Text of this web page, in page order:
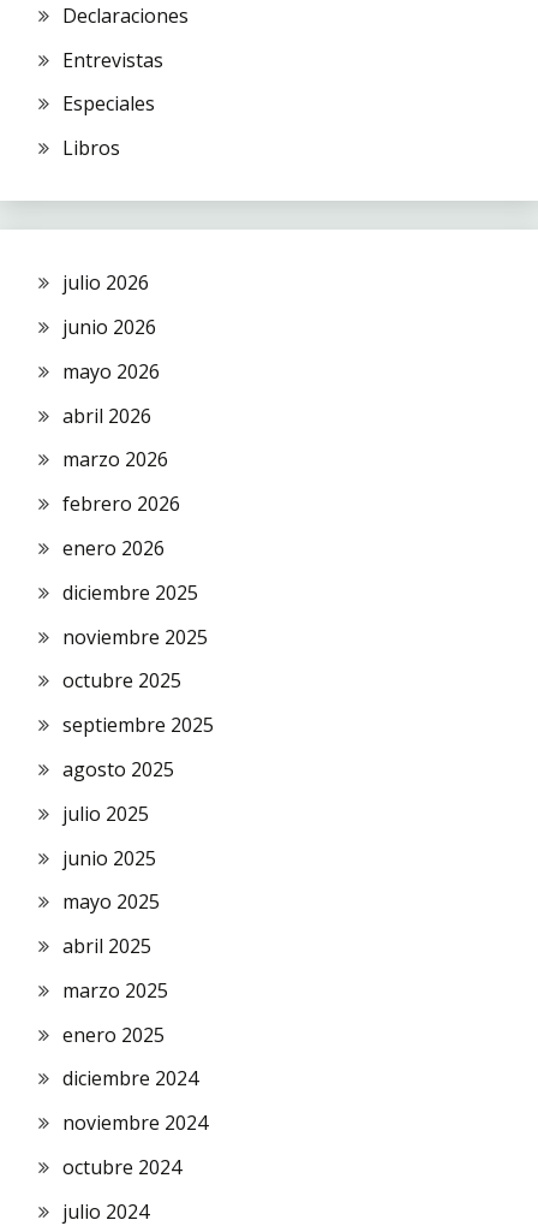
Declaraciones
Entrevistas
Especiales
Libros
julio 2026
junio 2026
mayo 2026
abril 2026
marzo 2026
febrero 2026
enero 2026
diciembre 2025
noviembre 2025
octubre 2025
septiembre 2025
agosto 2025
julio 2025
junio 2025
mayo 2025
abril 2025
marzo 2025
enero 2025
diciembre 2024
noviembre 2024
octubre 2024
julio 2024